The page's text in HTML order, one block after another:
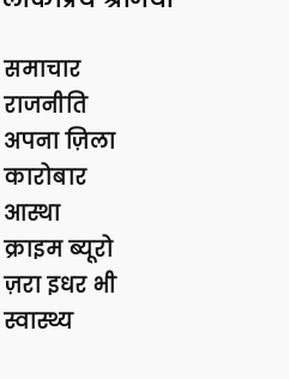
समाचार
राजनीति
अपना ज़िला
कारोबार
आस्था
क्राइम ब्यूरो
ज़रा इधर भी
स्वास्थ्य